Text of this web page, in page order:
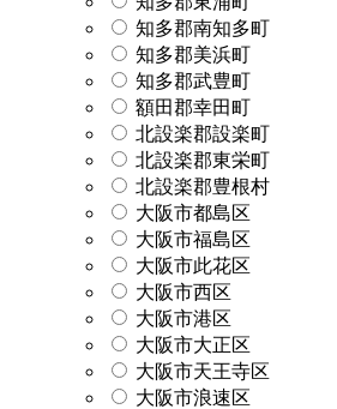
知多郡南知多町
知多郡美浜町
知多郡武豊町
額田郡幸田町
北設楽郡設楽町
北設楽郡東栄町
北設楽郡豊根村
大阪市都島区
大阪市福島区
大阪市此花区
大阪市西区
大阪市港区
大阪市大正区
大阪市天王寺区
大阪市浪速区